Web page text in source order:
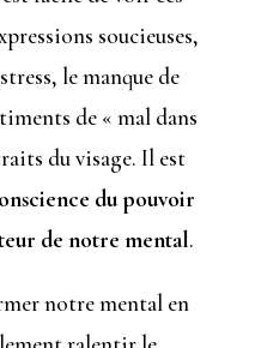
soucieuses,
le manque de
de « mal dans
du visage. Il est
du pouvoir
de notre mental.
notre mental en